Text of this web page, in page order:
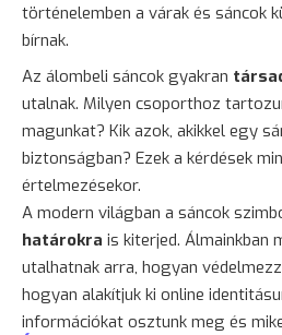
történelemben a várak és sáncok
bírnak.
Az álombeli sáncok gyakran
utalnak. Milyen csoporthoz
magunkat? Kik azok, akikkel egy
biztonságban? Ezek a kérdések
értelmezésekor.
A modern világban a sáncok
határokra is kiterjed. Álmainkban
utalhatnak arra, hogyan
hogyan alakítjuk ki online
információkat osztunk meg és